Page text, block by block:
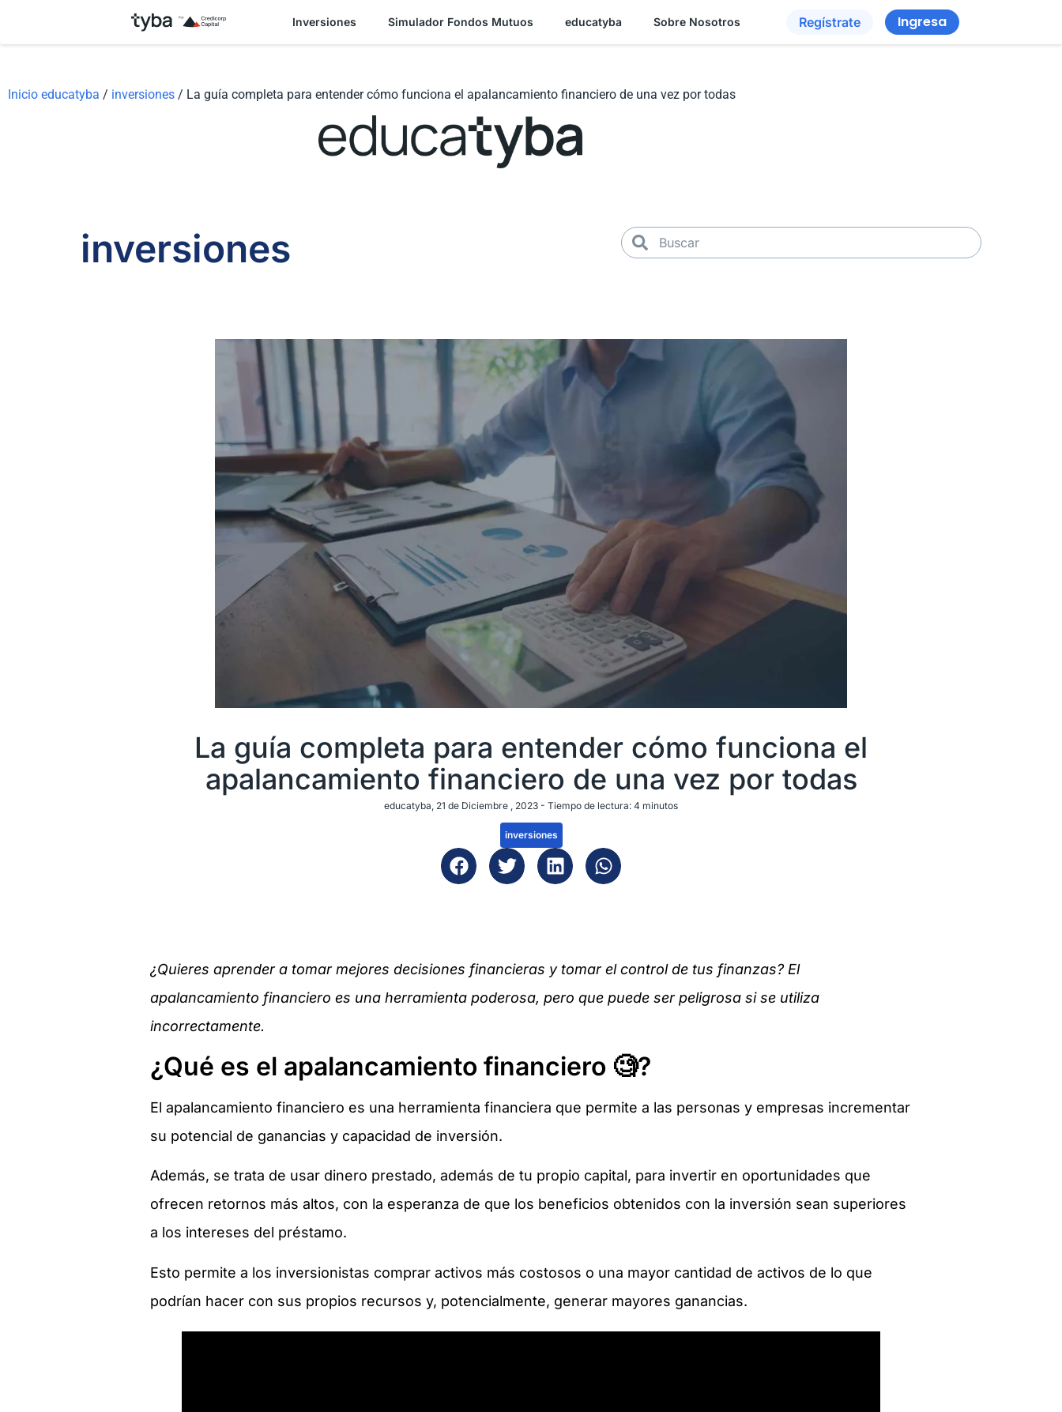
Inversiones Simulador Fondos Mutuos educatyba Sobre Nosotros Regístrate Ingresa
Inicio educatyba / inversiones / La guía completa para entender cómo funciona el apalancamiento financiero de una vez por todas
inversiones
La guía completa para entender cómo funciona el
apalancamiento financiero de una vez por todas
educatyba , 21 de Diciembre , 2023 - Tiempo de lectura: 4 minutos
inversiones
¿Quieres aprender a tomar mejores decisiones financieras y tomar el control de tus finanzas? El
apalancamiento financiero es una herramienta poderosa, pero que puede ser peligrosa si se utiliza
incorrectamente.
¿Qué es el apalancamiento financiero 🧐?
El apalancamiento financiero es una herramienta financiera que permite a las personas y empresas incrementar
su potencial de ganancias y capacidad de inversión.
Además, se trata de usar dinero prestado, además de tu propio capital, para invertir en oportunidades que
ofrecen retornos más altos, con la esperanza de que los beneficios obtenidos con la inversión sean superiores
a los intereses del préstamo.
Esto permite a los inversionistas comprar activos más costosos o una mayor cantidad de activos de lo que
podrían hacer con sus propios recursos y, potencialmente, generar mayores ganancias.